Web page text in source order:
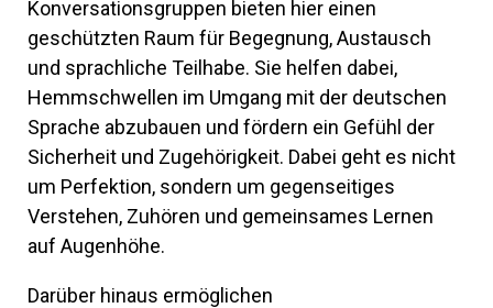
Konversationsgruppen bieten hier einen
geschützten Raum für Begegnung, Austausch
und sprachliche Teilhabe. Sie helfen dabei,
Hemmschwellen im Umgang mit der deutschen
Sprache abzubauen und fördern ein Gefühl der
Sicherheit und Zugehörigkeit. Dabei geht es nicht
um Perfektion, sondern um gegenseitiges
Verstehen, Zuhören und gemeinsames Lernen
auf Augenhöhe.
Darüber hinaus ermöglichen